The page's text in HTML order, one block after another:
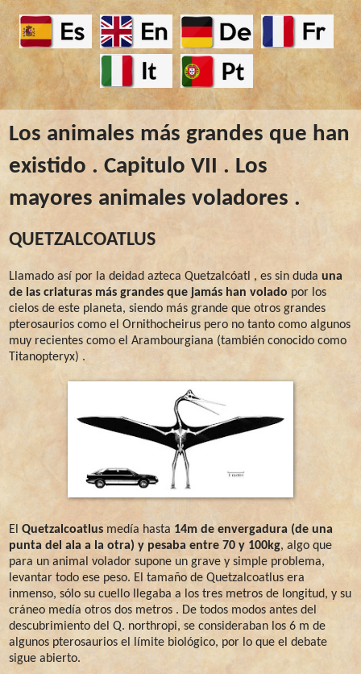
Los animales más grandes que han
existido . Capitulo VII . Los
mayores animales voladores .
QUETZALCOATLUS
Llamado así por la deidad azteca Quetzalcóatl , es sin duda una
de las criaturas más grandes que jamás han volado por los
cielos de este planeta, siendo más grande que otros grandes
pterosaurios como el Ornithocheirus pero no tanto como algunos
muy recientes como el Arambourgiana (también conocido como
Titanopteryx) .
El Quetzalcoatlus medía hasta 14m de envergadura (de una
punta del ala a la otra) y pesaba entre 70 y 100kg, algo que
para un animal volador supone un grave y simple problema,
levantar todo ese peso. El tamaño de Quetzalcoatlus era
inmenso, sólo su cuello llegaba a los tres metros de longitud, y su
cráneo medía otros dos metros . De todos modos antes del
descubrimiento del Q. northropi, se consideraban los 6 m de
algunos pterosaurios el límite biológico, por lo que el debate
sigue abierto.